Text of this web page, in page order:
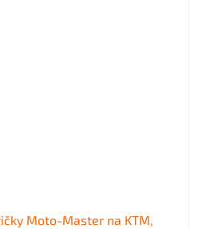
Moto-Master na KTM,